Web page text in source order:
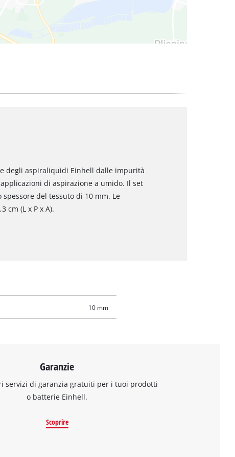
degli aspiraliquidi Einhell dalle impurità
di aspirazione a umido. Il set
del tessuto di 10 mm. Le
cm (L x P x A).
10 mm
Garanzie
servizi di garanzia gratuiti per i tuoi prodotti
o batterie Einhell.
Scoprire